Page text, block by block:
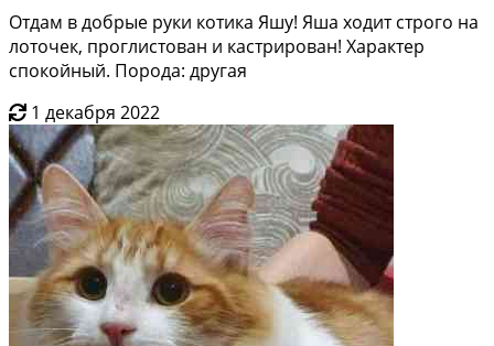
Отдам в добрые руки котика Яшу! Яша ходит строго на
лоточек, проглистован и кастрирован! Характер
спокойный. Порода: другая
1 декабря 2022